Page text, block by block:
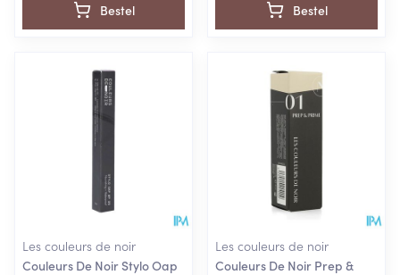
Bestel Bestel
Les couleurs de noir
Couleurs De Noir Stylo Oap
Les couleurs de noir
Couleurs De Noir Prep &